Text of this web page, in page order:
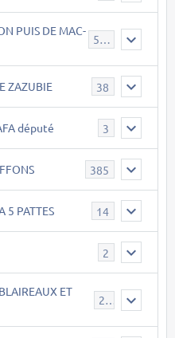
PUIS DE MAC-
543
ZAZUBIE 38
député 3
385
5 PATTES 14
2
ET
21